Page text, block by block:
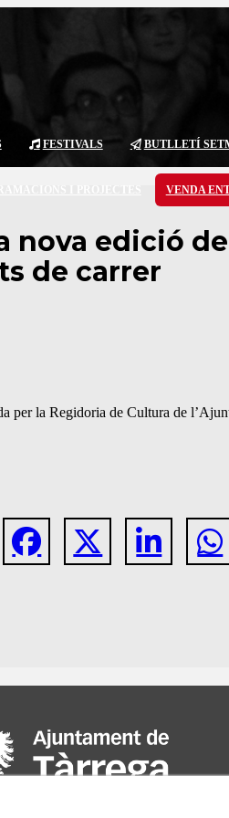
FESTIVALS BUTLLETÍ
VENDA
edició de
de carrer
la Regidoria de Cultura de